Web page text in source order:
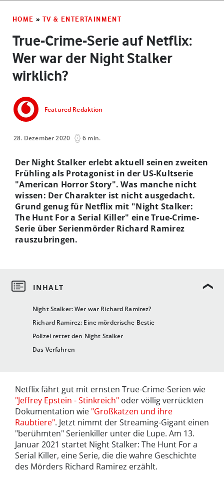
HOME » TV & ENTERTAINMENT
True-Crime-Serie auf Netflix:
Wer war der Night Stalker
wirklich?
Featured Redaktion
28. Dezember 2020 6 min.
Night Stalker: Wer war Richard Ramirez?
Richard Ramirez: Eine mörderische Bestie
Polizei rettet den Night Stalker
Das Verfahren
Der Night Stalker erlebt aktuell seinen zweiten
Frühling als Protagonist in der US-Kultserie
"American Horror Story". Was manche nicht
wissen: Der Charakter ist nicht ausgedacht.
Grund genug für Netflix mit "Night Stalker:
The Hunt For a Serial Killer" eine True-Crime-
Serie über Serienmörder Richard Ramirez
rauszubringen.
Netflix fährt gut mit ernsten True-Crime-Serien wie
"Jeffrey Epstein - Stinkreich" oder völlig verrückten
Dokumentation wie "Großkatzen und ihre
Raubtiere". Jetzt nimmt der Streaming-Gigant einen
"berühmten" Serienkiller unter die Lupe. Am 13.
Januar 2021 startet Night Stalker: The Hunt For a
Serial Killer, eine Serie, die die wahre Geschichte
des Mörders Richard Ramirez erzählt.